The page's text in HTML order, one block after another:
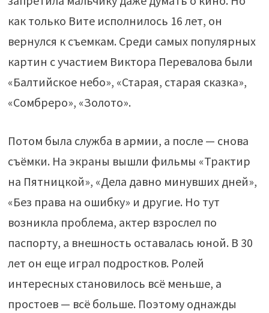
как только Вите исполнилось 16 лет, он
вернулся к съемкам. Среди самых популярных
картин с участием Виктора Перевалова были
«Балтийское небо», «Старая, старая сказка»,
«Сомбреро», «Золото».
Потом была служба в армии, а после — снова
съёмки. На экраны вышли фильмы «Трактир
на Пятницкой», «Дела давно минувших дней»,
«Без права на ошибку» и другие. Но тут
возникла проблема, актер взрослел по
паспорту, а внешность оставалась юной. В 30
лет он еще играл подростков. Ролей
интересных становилось всё меньше, а
простоев — всё больше. Поэтому однажды